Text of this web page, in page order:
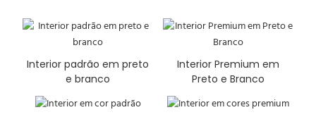
Interior padrão em preto
e branco
Interior Premium em
Preto e Branco